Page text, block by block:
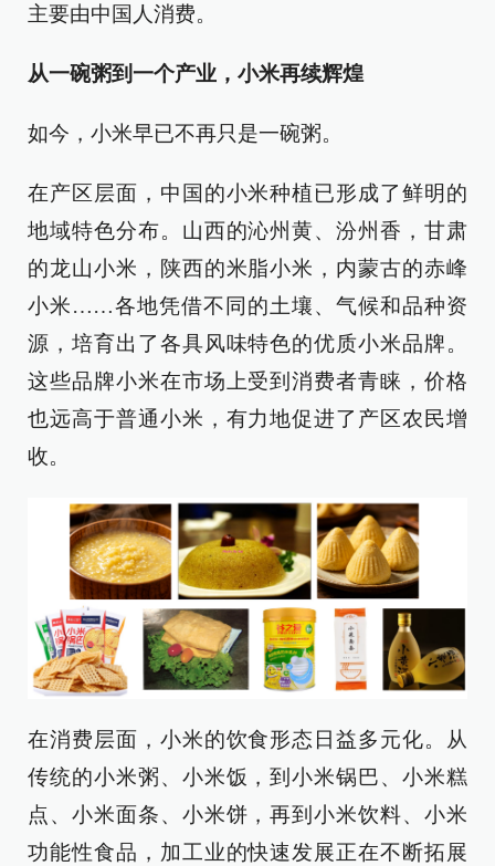
主要由中国人消费。
从一碗粥到一个产业，小米再续辉煌
如今，小米早已不再只是一碗粥。
在产区层面，中国的小米种植已形成了鲜明的
地域特色分布。山西的沁州黄、汾州香，甘肃
的龙山小米，陕西的米脂小米，内蒙古的赤峰
小米……各地凭借不同的土壤、气候和品种资
源，培育出了各具风味特色的优质小米品牌。
这些品牌小米在市场上受到消费者青睐，价格
也远高于普通小米，有力地促进了产区农民增
收。
在消费层面，小米的饮食形态日益多元化。从
传统的小米粥、小米饭，到小米锅巴、小米糕
点、小米面条、小米饼，再到小米饮料、小米
功能性食品，加工业的快速发展正在不断拓展